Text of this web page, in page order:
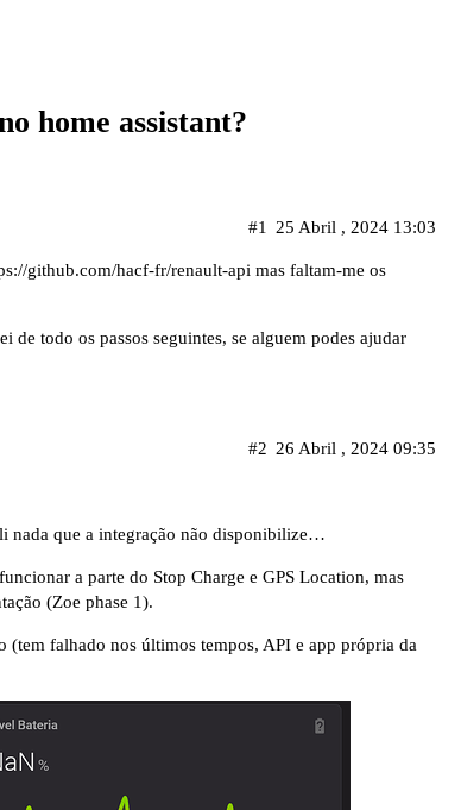
home assistant?
25 Abril , 2024 13:03
#1
github.com/hacf-fr/renault-api mas faltam-me os
de todo os passos seguintes, se alguem podes ajudar
26 Abril , 2024 09:35
#2
nada que a integração não disponibilize…
a parte do Stop Charge e GPS Location, mas
(Zoe phase 1).
falhado nos últimos tempos, API e app própria da